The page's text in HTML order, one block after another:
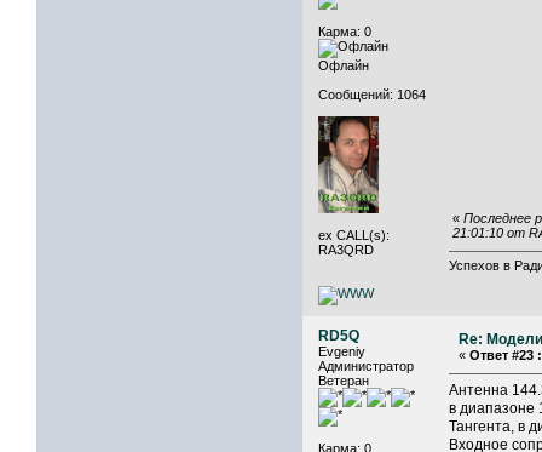
Карма: 0
Офлайн
Сообщений: 1064
ex CALL(s):
RA3QRD
« Последнее
21:01:10 от
Успехов в
RD5Q
Evgeniy
Администратор
Ветеран
Карма: 0
Re:
« Ответ #23 :
Антенна
в диапазоне
Тангента, в
Входное